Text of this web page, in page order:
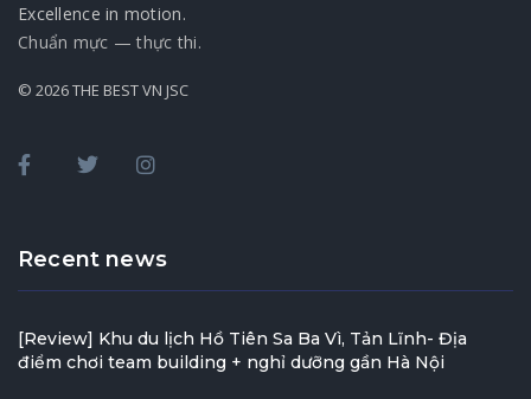
Excellence in motion.
Chuẩn mực — thực thi.
© 2026 THE BEST VN JSC
Recent news
[Review] Khu du lịch Hồ Tiên Sa Ba Vì, Tản Lĩnh- Địa
điểm chơi team building + nghỉ dưỡng gần Hà Nội